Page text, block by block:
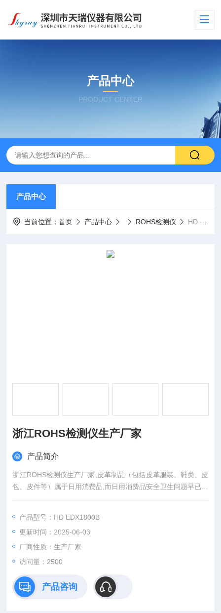
产品中心
PRODUCT CENTER
产品中心
当前位置：首页 产品中心 ROHS检测仪 HD EDX1800B浙江ROHS检测仪生产厂家
浙江ROHS检测仪生产厂家
产品简介
浙江ROHS检测仪生产厂家,皮革制品（包括皮革服装、鞋类、皮
包、皮件等）属于日用消费品,而日用消费品安全卫生问题早已引
起世界各国的密切关注。由于制革过程中加入了一些可能对环境
入，可能会使终皮革制品中含有一些有毒有害物质。
产品型号：HD EDX1800B
更新时间：2025-06-03
厂商性质：生产厂家
访问量：2500
产品咨询